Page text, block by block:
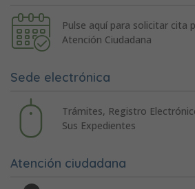
Pulse aquí para solicitar cita
Atención Ciudadana
Sede electrónica
Trámites, Registro
Sus Expedientes
Atención ciudadana